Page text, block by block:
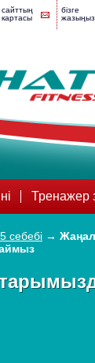
сайттың
картасы
бізге
жазыңыз
Тренажер
себебі →